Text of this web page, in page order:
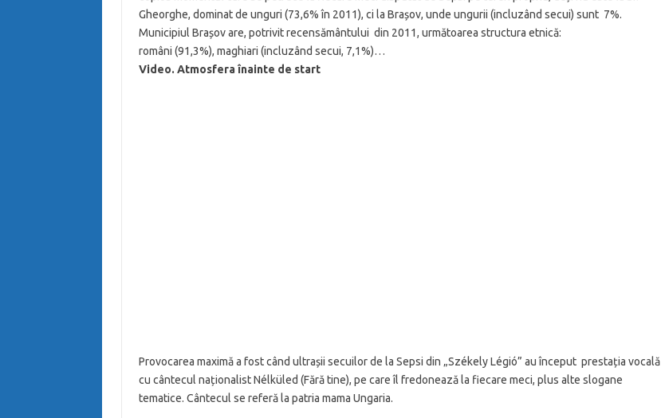
Gheorghe, dominat de unguri (73,6% în 2011), ci la Brașov, unde ungurii (incluzând secui) sunt 7%.
Municipiul Brașov are, potrivit recensământului din 2011, următoarea structura etnică:
români (91,3%), maghiari (incluzând secui, 7,1%)…
Video. Atmosfera înainte de start
Provocarea maximă a fost când ultrașii secuilor de la Sepsi din „Székely Légió” au început prestația vocală
cu cântecul naționalist Nélküled (Fără tine), pe care îl fredonează la fiecare meci, plus alte slogane
tematice. Cântecul se referă la patria mama Ungaria.